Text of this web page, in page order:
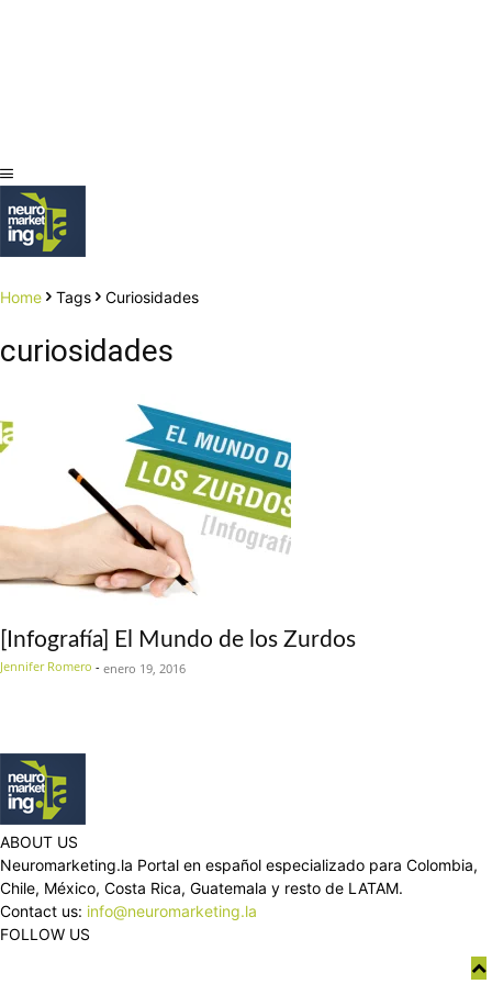
Home Tags Curiosidades
curiosidades
[Infografía] El Mundo de los Zurdos
Jennifer Romero - enero 19, 2016
ABOUT US
Neuromarketing.la Portal en español especializado para Colombia,
Chile, México, Costa Rica, Guatemala y resto de LATAM.
Contact us: info@neuromarketing.la
FOLLOW US